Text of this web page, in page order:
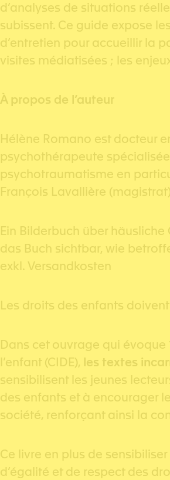
d’analyses de situations
subissent. Ce guide expose
d’entretien pour accueillir la
visites médiatisées ; les
À propos de l’auteur
Hélène Romano est docteur
psychothérapeute
psychotraumatisme en
François Lavallière
Ein Bilderbuch über
das Buch sichtbar, wie
exkl. Versandkosten
Les droits des enfants
Dans cet ouvrage qui
l’enfant (CIDE), les textes
sensibilisent les jeunes
des enfants et à encourager
société, renforçant ainsi la
Ce livre en plus de
d’égalité et de respect des